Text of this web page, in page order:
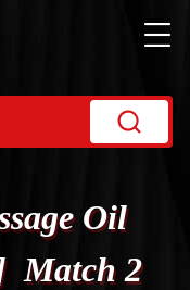
Oil
Match 2